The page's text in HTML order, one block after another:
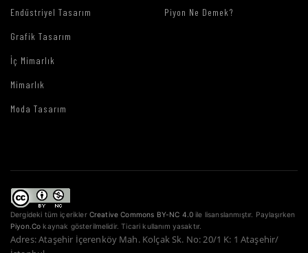
Endüstriyel Tasarım
Grafik Tasarım
İç Mimarlık
Mimarlık
Moda Tasarım
Piyon Ne Demek?
Dergideki tüm içerikler Creative Commons BY-NC 4.0 ile lisanslanmıştır. Paylaşırken
Piyon.Co kaynak gösterilmelidir. Ticari kullanım yasaktır.
Adres: Ataşehir İçerenköy Mah. Kolçak Sk. No: 20/1 K: 1 Ataşehir/